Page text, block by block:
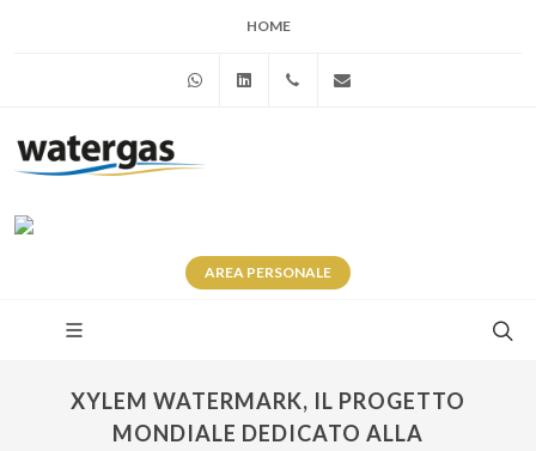
HOME
WhatsAppLinkedin+39 345 281 0246
AREA PERSONALE
XYLEM WATERMARK, IL PROGETTO
MONDIALE DEDICATO ALLA